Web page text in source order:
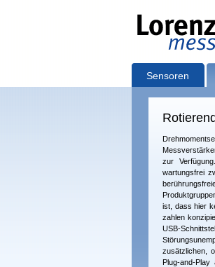
Sensoren
zur
wartungsfrei
ist, dass hier
zahlen
USB-
zusätzlichen,
Plug-and-